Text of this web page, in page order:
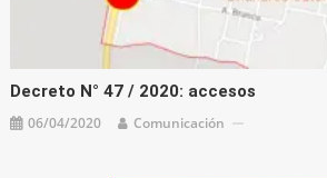
Decreto N° 47 / 2020: accesos
06/04/2020 Comunicación